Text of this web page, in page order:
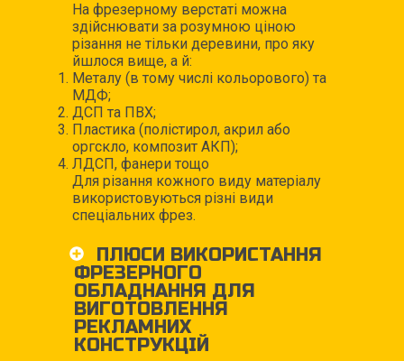
На фрезерному верстаті можна
здійснювати за розумною ціною
різання не тільки деревини, про яку
йшлося вище, а й:
Металу (в тому числі кольорового) та
МДФ;
ДСП та ПВХ;
Пластика (полістирол, акрил або
оргскло, композит АКП);
ЛДСП, фанери тощо
Для різання кожного виду матеріалу
використовуються різні види
спеціальних фрез.
ПЛЮСИ ВИКОРИСТАННЯ
ФРЕЗЕРНОГО
ОБЛАДНАННЯ ДЛЯ
ВИГОТОВЛЕННЯ
РЕКЛАМНИХ
КОНСТРУКЦІЙ